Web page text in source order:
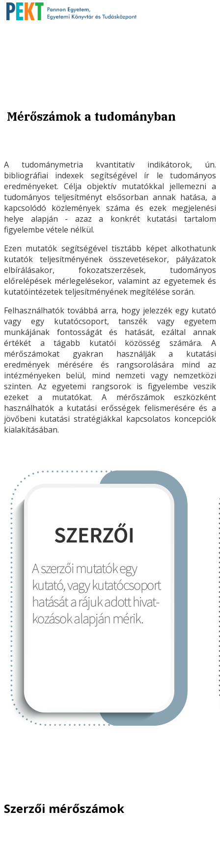
Mérőszámok a tudományban
A tudománymetria kvantitatív indikátorok, ún.
bibliográfiai indexek segítségével ír le tudományos
eredményeket. Célja objektív mutatókkal jellemezni a
tudományos teljesítményt elsősorban annak hatása, a
kapcsolódó közlemények száma és ezek megjelenési
helye alapján - azaz a konkrét kutatási tartalom
figyelembe vétele nélkül.
Ezen mutatók segítségével tisztább képet alkothatunk
kutatók teljesítményének összevetésekor, pályázatok
elbírálásakor, fokozatszerzések, tudományos
előrelépések mérlegelésekor, valamint az egyetemek és
kutatóintézetek teljesítményének megítélése során.
Felhasználhatók továbbá arra, hogy jelezzék egy kutató
vagy egy kutatócsoport, tanszék vagy egyetem
munkájának fontosságát és hatását, ezáltal annak
értékét a tágabb kutatói közösség számára. A
mérőszámokat gyakran használják a kutatási
eredmények mérésére és rangsorolására mind az
intézményeken belül, mind nemzeti vagy nemzetközi
szinten. Az egyetemi rangsorok is figyelembe veszik
ezeket a mutatókat. A mérőszámok eszközként
használhatók a kutatási erősségek felismerésére és a
jövőbeni kutatási stratégiákkal kapcsolatos koncepciók
kialakításában.
Szerzői mérőszámok